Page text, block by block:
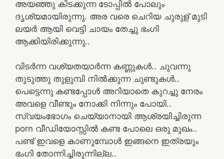
അയഞ്ഞു കിടക്കുന്ന ടോപ്പിൽ പോലും
ദൃശ്യമായിരുന്നു. അര വരെ ചെറിയ ചുരുള് മുടി
ലയർ ആയി വെട്ടി ചായം തേച്ചു ഭംഗി
ആക്കിയിരിക്കുന്നു..
വിടർന്ന വശ്യതയാർന്ന കണ്ണുകൾ.. ചുവന്നു
തുടുത്തു തുളുമ്പി നിൽക്കുന്ന ചുണ്ടുകൾ..
പെട്ടെന്നു കണ്ടപ്പോൾ അറിയാതെ കുറച്ചു നേരം
അവളെ വീണ്ടും നോക്കി നിന്നും പോയി..
സ്വയംഭോഗം ചെയ്യാനായി ആശ്രയിച്ചിരുന്ന
porn വീഡിയോസ്സിൽ കണ്ട പോലെ ഒരു മുഖം..
പണ്ട് ഇവളെ കാണുമ്പോൾ ഇങ്ങനെ ഇത്രയും
ഭംഗി തോന്നിച്ചിരുന്നില്ല..